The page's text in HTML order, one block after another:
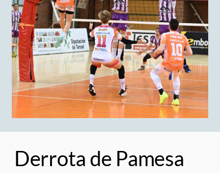
Derrota de Pamesa